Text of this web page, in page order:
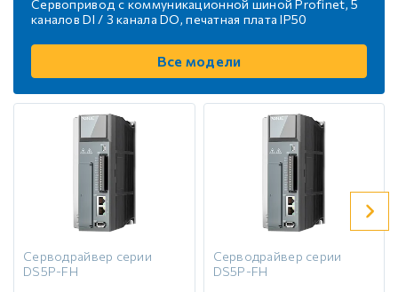
Сервопривод с коммуникационной шиной Profinet, 5
каналов DI / 3 канала DO, печатная плата IP50
Все модели
Серводрайвер серии
DS5P-FH
Серводрайвер серии
DS5P-FH